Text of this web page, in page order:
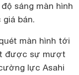
sáng màn hình
bán.
màn hình tới
được sự mượt
lực Asahi